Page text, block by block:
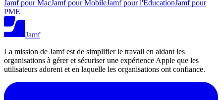
Jamf pour MacJamf pour MobileJamf pour l'ÉducationJamf pour
PME
Jamf
La mission de Jamf est de simplifier le travail en aidant les
organisations à gérer et sécuriser une expérience Apple que les
utilisateurs adorent et en laquelle les organisations ont confiance.